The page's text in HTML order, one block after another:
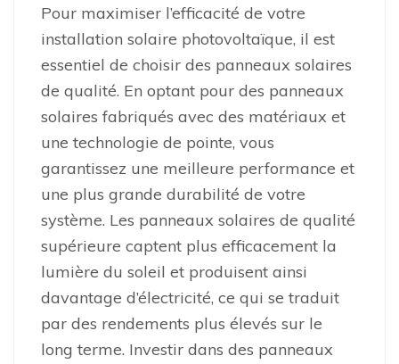
Pour maximiser l’efficacité de votre
installation solaire photovoltaïque, il est
essentiel de choisir des panneaux solaires
de qualité. En optant pour des panneaux
solaires fabriqués avec des matériaux et
une technologie de pointe, vous
garantissez une meilleure performance et
une plus grande durabilité de votre
système. Les panneaux solaires de qualité
supérieure captent plus efficacement la
lumière du soleil et produisent ainsi
davantage d’électricité, ce qui se traduit
par des rendements plus élevés sur le
long terme. Investir dans des panneaux